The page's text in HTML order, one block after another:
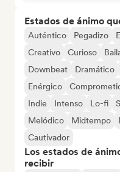
Estados de ánimo
Auténtico Pegadizo
Creativo
Curioso
Downbeat
Dramático
Enérgico
Indie
Intenso Lo-fi
Melódico
Midtempo
Cautivador
Los estados de
recibir